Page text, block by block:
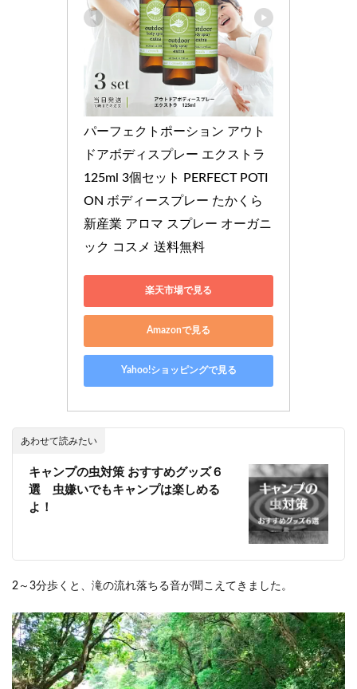
パーフェクトポーション アウト
ドアボディスプレー エクストラ
125ml 3個セット PERFECT POTI
ON ボディースプレー たかくら
新産業 アロマ スプレー オーガニ
ック コスメ 送料無料
楽天市場で見る
Amazonで見る
Yahoo!ショッピングで見る
あわせて読みたい
キャンプの虫対策 おすすめグッズ６
選 虫嫌いでもキャンプは楽しめる
よ！
2～3分歩くと、滝の流れ落ちる音が聞こえてきました。